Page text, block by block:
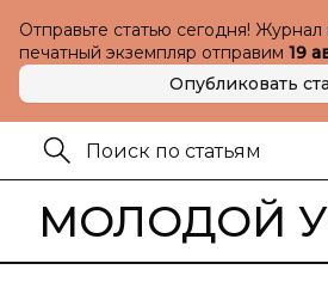
Отправьте статью сегодня!
печатный экземпляр отправим 19
Опубликовать
МОЛОДОЙ